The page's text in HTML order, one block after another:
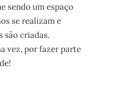
sendo um espaço
se realizam e
são criadas.
vez, por fazer parte